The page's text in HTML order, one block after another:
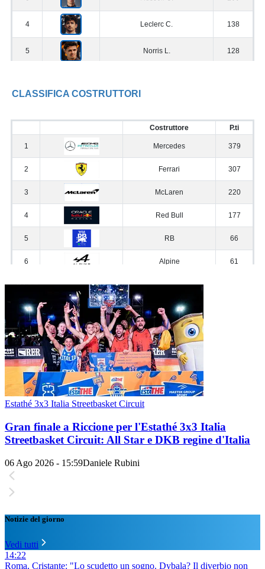
Estathé 3x3 Italia Streetbasket Circuit
Gran finale a Riccione per l'Estathé 3x3 Italia
Streetbasket Circuit: All Star e DKB regine d'Italia
06 Ago 2026 - 15:59Daniele Rubini
Notizie del giorno
Vedi tutti
14:22
Roma, Cristante: "Lo scudetto un sogno. Dybala? Il diverbio non